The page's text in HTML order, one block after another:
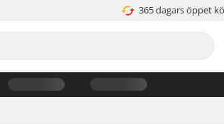
365 dagars öppet